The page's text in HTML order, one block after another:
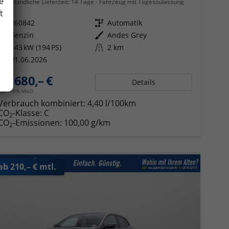
360842 Getriebe Automatik
Benzin Außenfarbe Andes Grey
143 kW (194 PS) Kilometerstand 2 km
01.06.2026
21.680,– €
19% MwSt.
Details
kombiniert: 4,40 l/100km
2-Klasse: C
2-Emissionen: 100,00 g/km
210,– € mtl.